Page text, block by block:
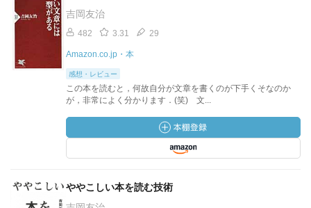
吉岡友治
482 3.31 29
Amazon.co.jp・本
感想・レビュー
この本を読むと，何故自分が文章を書くのが下手くそなのか
が，非常によく分かります．(笑) 文...
ややこしい本を読む技術